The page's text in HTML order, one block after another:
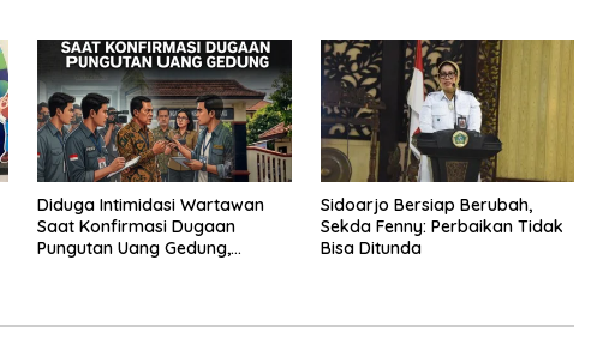
Diduga Intimidasi Wartawan
Saat Konfirmasi Dugaan
Pungutan Uang Gedung,
Sidoarjo Bersiap Berubah,
Sekda Fenny: Perbaikan Tidak
Bisa Ditunda